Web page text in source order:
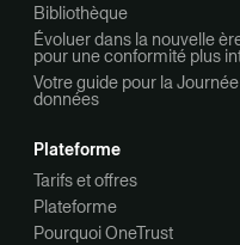
Bibliothèque
Évoluer dans la nouvelle
pour une conformité plus
Votre guide pour la
données
Plateforme
Tarifs et offres
Plateforme
Pourquoi OneTrust